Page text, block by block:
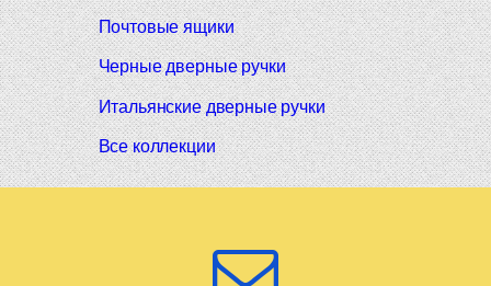
Почтовые ящики
Черные дверные ручки
Итальянские дверные ручки
Все коллекции